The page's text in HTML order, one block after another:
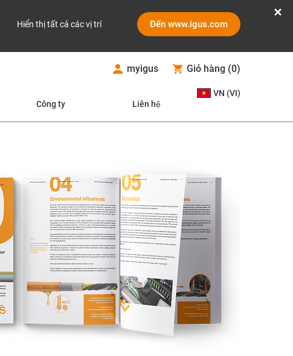
Hiển thị tất cả các vị trí Đến www.igus.com
myigus Giỏ hàng (0)
Công ty Liên hệ
VN (VI)